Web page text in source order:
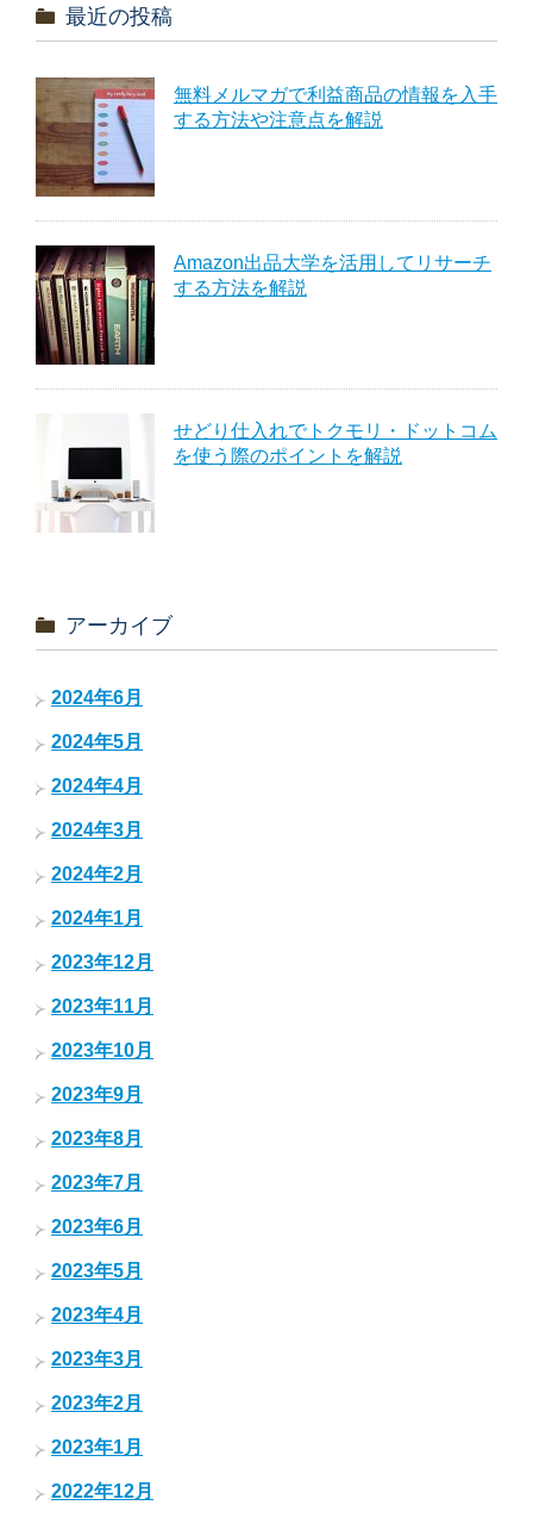
最近の投稿
無料メルマガで利益商品の情報を入手
する方法や注意点を解説
Amazon出品大学を活用してリサーチ
する方法を解説
せどり仕入れでトクモリ・ドットコム
を使う際のポイントを解説
アーカイブ
2024年6月
2024年5月
2024年4月
2024年3月
2024年2月
2024年1月
2023年12月
2023年11月
2023年10月
2023年9月
2023年8月
2023年7月
2023年6月
2023年5月
2023年4月
2023年3月
2023年2月
2023年1月
2022年12月